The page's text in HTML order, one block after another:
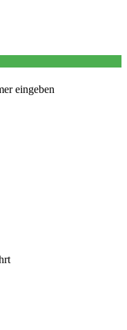
eingeben